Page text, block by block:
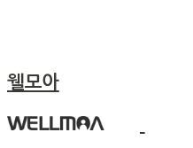
웰모아